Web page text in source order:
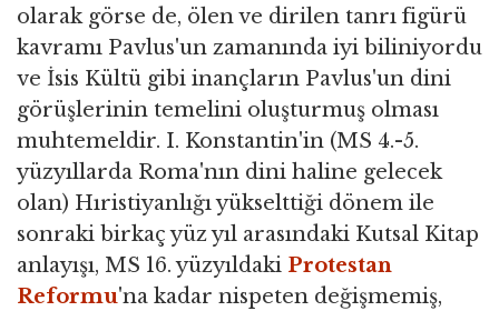
olarak görse de, ölen ve dirilen tanrı figürü
kavramı Pavlus'un zamanında iyi biliniyordu
ve İsis Kültü gibi inançların Pavlus'un dini
görüşlerinin temelini oluşturmuş olması
muhtemeldir. I. Konstantin'in (MS 4.-5.
yüzyıllarda Roma'nın dini haline gelecek
olan) Hıristiyanlığı yükselttiği dönem ile
sonraki birkaç yüz yıl arasındaki Kutsal Kitap
anlayışı, MS 16. yüzyıldaki Protestan
Reformu'na kadar nispeten değişmemiş,